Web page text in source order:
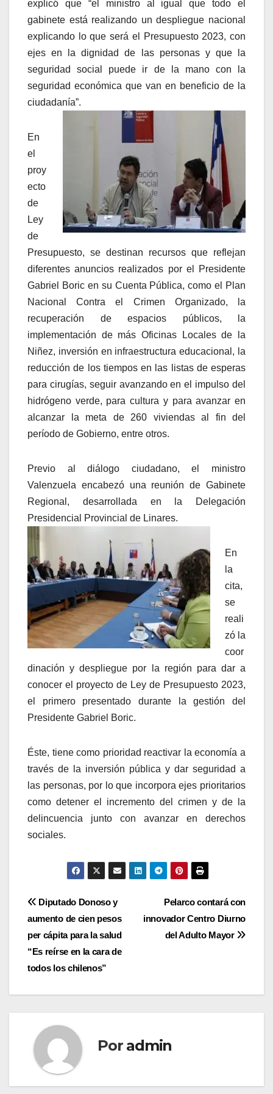
explicó que “el ministro al igual que todo el
gabinete está realizando un despliegue nacional
explicando lo que será el Presupuesto 2023, con
ejes en la dignidad de las personas y que la
seguridad social puede ir de la mano con la
seguridad económica que van en beneficio de la
ciudadanía”.
En
el
proy
ecto
de
Ley
de
Presupuesto, se destinan recursos que reflejan
diferentes anuncios realizados por el Presidente
Gabriel Boric en su Cuenta Pública, como el Plan
Nacional Contra el Crimen Organizado, la
recuperación de espacios públicos, la
implementación de más Oficinas Locales de la
Niñez, inversión en infraestructura educacional, la
reducción de los tiempos en las listas de esperas
para cirugías, seguir avanzando en el impulso del
hidrógeno verde, para cultura y para avanzar en
alcanzar la meta de 260 viviendas al fin del
período de Gobierno, entre otros.
Previo al diálogo ciudadano, el ministro
Valenzuela encabezó una reunión de Gabinete
Regional, desarrollada en la Delegación
Presidencial Provincial de Linares.
En
la
cita,
se
reali
zó la
coor
dinación y despliegue por la región para dar a
conocer el proyecto de Ley de Presupuesto 2023,
el primero presentado durante la gestión del
Presidente Gabriel Boric.
Éste, tiene como prioridad reactivar la economía a
través de la inversión pública y dar seguridad a
las personas, por lo que incorpora ejes prioritarios
como detener el incremento del crimen y de la
delincuencia junto con avanzar en derechos
sociales.
Navegación
de
entradas
Pelarco contará con
innovador Centro Diurno
del Adulto Mayor
Diputado Donoso y
aumento de cien pesos
per cápita para la salud
“Es reírse en la cara de
todos los chilenos”
Por admin